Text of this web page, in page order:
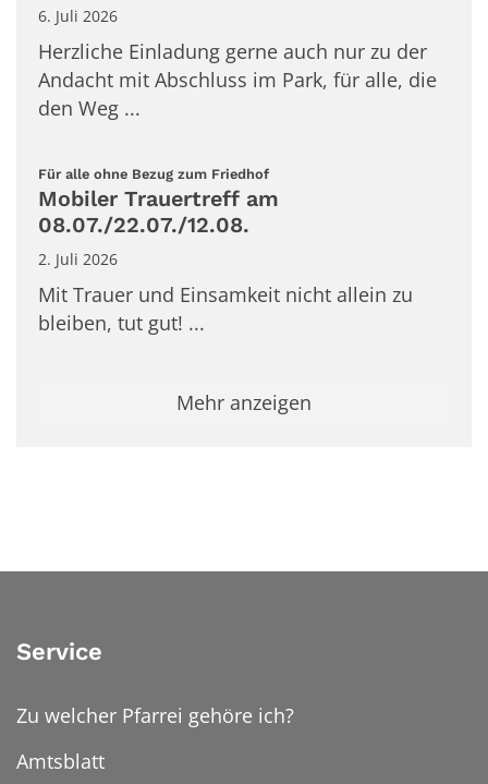
6. Juli 2026
Herzliche Einladung gerne auch nur zu der
Andacht mit Abschluss im Park, für alle, die
den Weg ...
Für alle ohne Bezug zum Friedhof:
Mobiler Trauertreff am
08.07./22.07./12.08.
2. Juli 2026
Mit Trauer und Einsamkeit nicht allein zu
bleiben, tut gut! ...
Mehr anzeigen
Service
Zu welcher Pfarrei gehöre ich?
Amtsblatt